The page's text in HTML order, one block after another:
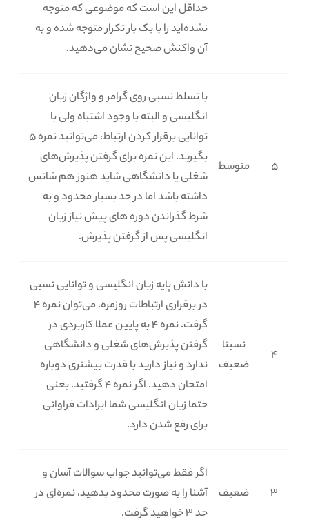
حداقل این است که موضوعی که متوجه
نشده‌اید را با یک بار تکرار متوجه شده و به
آن واکنش صحیح نشان می‌دهید.
5 متوسط
با تسلط نسبی روی گرامر و واژگان زبان
انگلیسی و البته با وجود اشتباه ولی با
توانایی برقرار کردن ارتباط، می‌توانید نمره 5
بگیرید. این نمره برای گرفتن پذیرش‌های
شغلی یا دانشگاهی شاید هنوز هم شانس
داشته باشد اما در حد بسیار محدود و به
شرط گذراندن دوره های پیش نیاز زبان
انگلیسی پس از گرفتن پذیرش.
4
نسبتا
ضعیف
با دانش پایه زبان انگلیسی و توانایی نسبی
در برقراری ارتباطات روزمره، می‌توان نمره 4
گرفت. نمره 4 به پایین عملا کاربردی در
گرفتن پذیرش‌های شغلی و دانشگاهی
ندارد و نیاز دارید با قدرت بیشتری دوباره
امتحان دهید. اگر نمره 4 گرفتید، یعنی
حتما زبان انگلیسی شما ایرادات فراوانی
برای رفع شدن دارد.
3 ضعیف
اگر فقط می‌توانید جواب سوالات آسان و
آشنا را به صورت محدود بدهید، نمره‌ای در
حد 3 خواهید گرفت.